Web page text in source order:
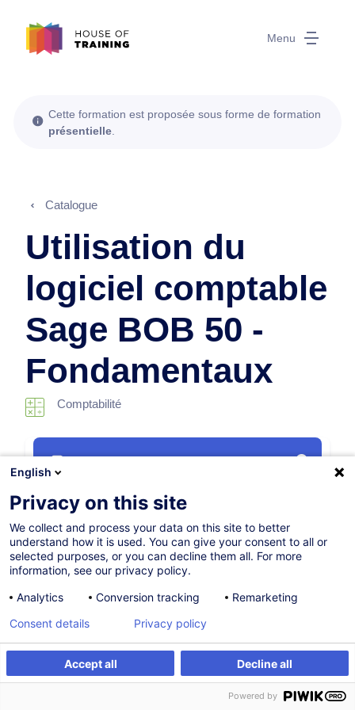
Menu
S'inscrire Formation sur mesure
Cette formation est proposée sous forme de formation
présentielle
Catalogue
Utilisation du
logiciel comptable
Sage BOB 50 -
Fondamentaux
Comptabilité
Parcours certifiant
05.10.2026
14h + 2h 30mins d'examen
Formation présentielle
Cours du jour
French / Français
001508
English
Privacy on this site
We collect and process your data on this site to better
understand how it is used. You can give your consent to all or
selected purposes, or you can decline them all. For more
information, see our privacy policy.
Analytics
Conversion tracking Remarketing
Accept all Decline all
Consent details Privacy policy
Powered by